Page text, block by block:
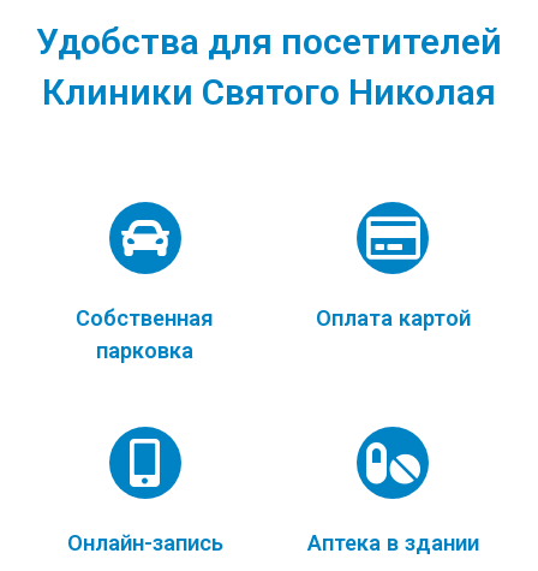
Удобства для посетителей
Клиники Святого Николая
Собственная
парковка
Оплата картой
Онлайн-запись Аптека в здании